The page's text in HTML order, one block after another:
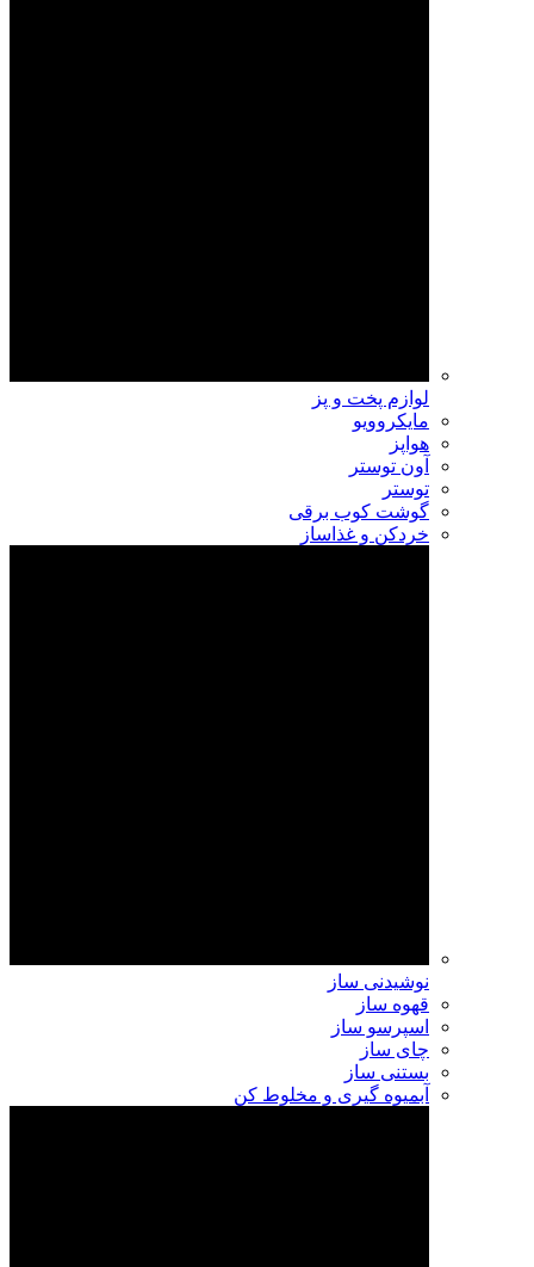
لوازم پخت و پز
مایکروویو
هواپز
آون توستر
توستر
گوشت کوب برقی
خردکن و غذاساز
نوشیدنی ساز
قهوه ساز
اسپرسو ساز
چای ساز
بستنی ساز
آبمیوه گیری و مخلوط کن